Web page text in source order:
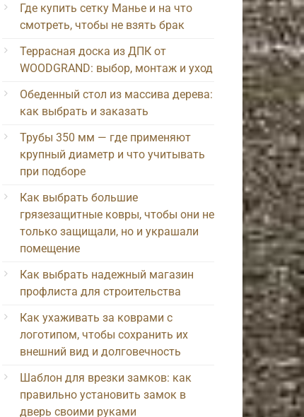
Где купить сетку Манье и на что
смотреть, чтобы не взять брак
Террасная доска из ДПК от
WOODGRAND: выбор, монтаж и уход
Обеденный стол из массива дерева:
как выбрать и заказать
Трубы 350 мм — где применяют
крупный диаметр и что учитывать
при подборе
Как выбрать большие
грязезащитные ковры, чтобы они не
только защищали, но и украшали
помещение
Как выбрать надежный магазин
профлиста для строительства
Как ухаживать за коврами с
логотипом, чтобы сохранить их
внешний вид и долговечность
Шаблон для врезки замков: как
правильно установить замок в
дверь своими руками